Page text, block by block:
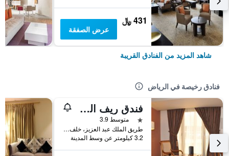
431 ﷼
عرض الصفقة
شاهد المزيد من الفنادق القريبة
فنادق رخيصة في الرياض
فندق ريف المالاز الدولي
نجمة واحدة
متوسط 3.9
طريق الملك عبد العزيز، خلف بنك سامبا المكتب الرئيسي الملز, الرياض, المملكة العربية السعودية
3.2 كيلومتر عن وسط المدينة